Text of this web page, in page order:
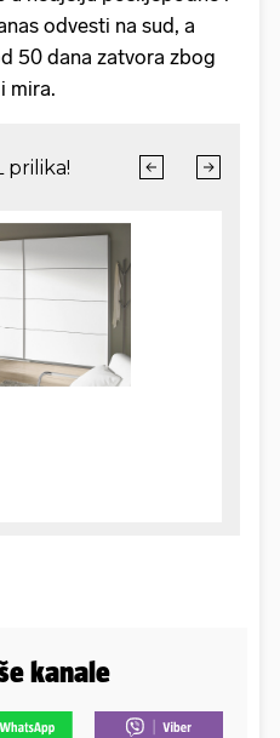
odvesti na sud, a
50 dana zatvora zbog
mira.
kanale